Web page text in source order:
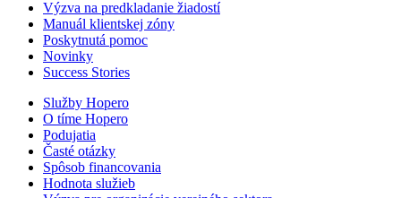
Výzva na predkladanie žiadostí
Manuál klientskej zóny
Poskytnutá pomoc
Novinky
Success Stories
Služby Hopero
O tíme Hopero
Podujatia
Časté otázky
Spôsob financovania
Hodnota služieb